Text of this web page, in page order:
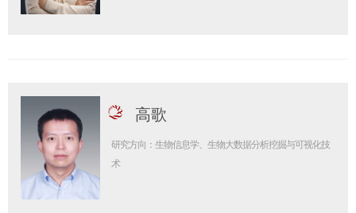
高歌
研究方向：生物信息学、生物大数据分析挖掘与可视化技
术